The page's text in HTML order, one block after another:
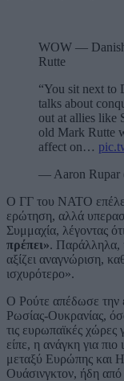
WOW —
Rutte
“You sit next to
talks about
out at allies like
old Mark Rutte
affect on…
— Aaron Rupar
Ο ΓΓ του ΝΑΤΟ
ερώτηση, αλλά
Συμμαχία, λέγοντας ότι
πρέπει». Παράλληλα,
αξίζει αναγνώριση,
ισχυρότερο».
Ο Ρούτε απέδωσε την
Ρωσίας-Ουκρανίας,
τις ευρωπαϊκές
είπε, η ανάγκη για
μεταξύ Ευρώπης και
Ουάσινγκτον, ήδη από